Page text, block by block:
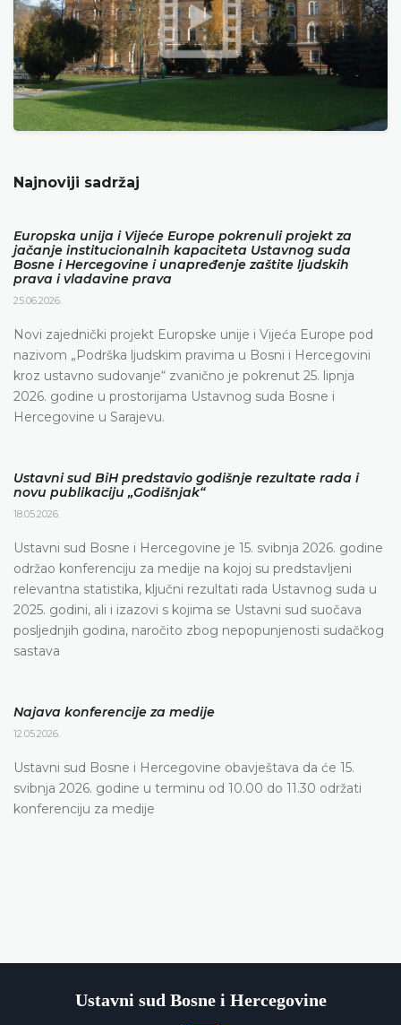
Najnoviji sadržaj
Europska unija i Vijeće Europe pokrenuli projekt za
jačanje institucionalnih kapaciteta Ustavnog suda
Bosne i Hercegovine i unapređenje zaštite ljudskih
prava i vladavine prava
25.06.2026.
Novi zajednički projekt Europske unije i Vijeća Europe pod
nazivom „Podrška ljudskim pravima u Bosni i Hercegovini
kroz ustavno sudovanje“ zvanično je pokrenut 25. lipnja
2026. godine u prostorijama Ustavnog suda Bosne i
Hercegovine u Sarajevu.
Ustavni sud BiH predstavio godišnje rezultate rada i
novu publikaciju „Godišnjak“
18.05.2026.
Ustavni sud Bosne i Hercegovine je 15. svibnja 2026. godine
održao konferenciju za medije na kojoj su predstavljeni
relevantna statistika, ključni rezultati rada Ustavnog suda u
2025. godini, ali i izazovi s kojima se Ustavni sud suočava
posljednjih godina, naročito zbog nepopunjenosti sudačkog
sastava
Najava konferencije za medije
12.05.2026.
Ustavni sud Bosne i Hercegovine obavještava da će 15.
svibnja 2026. godine u terminu od 10.00 do 11.30 održati
konferenciju za medije
Ustavni sud Bosne i Hercegovine